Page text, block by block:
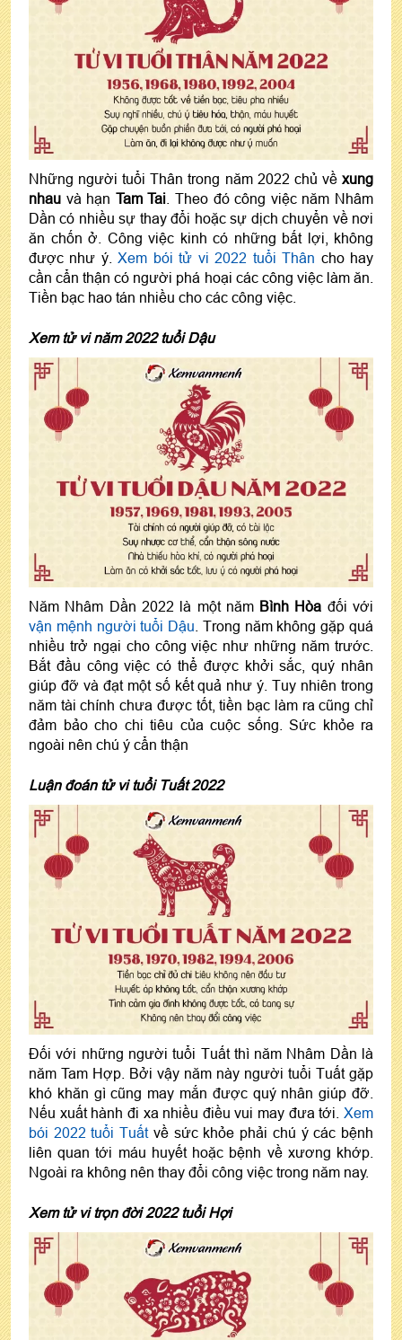
Những người tuổi Thân trong năm 2022 chủ về xung
nhau và hạn Tam Tai . Theo đó công việc năm Nhâm
Dần có nhiều sự thay đổi hoặc sự dịch chuyển về nơi
ăn chốn ở. Công việc kinh có những bất lợi, không
được như ý.Xem bói tử vi 2022 tuổi Thân cho hay
cần cẩn thận có người phá hoại các công việc làm ăn.
Tiền bạc hao tán nhiều cho các công việc.
Xem tử vi năm 2022 tuổi Dậu
Năm Nhâm Dần 2022 là một năm Bình Hòa đối với
vận mệnh người tuổi Dậu . Trong năm không gặp quá
nhiều trở ngại cho công việc như những năm trước.
Bắt đầu công việc có thể được khởi sắc, quý nhân
giúp đỡ và đạt một số kết quả như ý. Tuy nhiên trong
năm tài chính chưa được tốt, tiền bạc làm ra cũng chỉ
đảm bảo cho chi tiêu của cuộc sống. Sức khỏe ra
ngoài nên chú ý cẩn thận
Luận đoán tử vi tuổi Tuất 2022
Đối với những người tuổi Tuất thì năm Nhâm Dần là
năm Tam Hợp. Bởi vậy năm này người tuổi Tuất gặp
khó khăn gì cũng may mắn được quý nhân giúp đỡ.
Nếu xuất hành đi xa nhiều điều vui may đưa tới. Xem
bói 2022 tuổi Tuấtvề sức khỏe phải chú ý các bệnh
liên quan tới máu huyết hoặc bệnh về xương khớp.
Ngoài ra không nên thay đổi công việc trong năm nay.
Xem tử vi trọn đời 2022 tuổi Hợi